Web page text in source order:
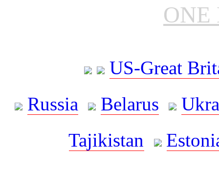
ONE
US-Great
Russia
Belarus
Tajikistan